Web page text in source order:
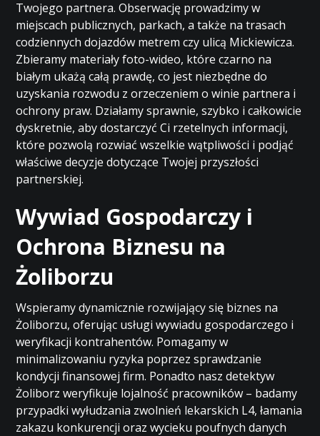
Twojego partnera. Obserwację prowadzimy w
miejscach publicznych, parkach, a także na trasach
codziennych dojazdów metrem czy ulicą Mickiewicza.
Zbieramy materiały foto-wideo, które czarno na
białym ukażą całą prawdę, co jest niezbędne do
uzyskania rozwodu z orzeczeniem o winie partnera i
ochrony praw. Działamy sprawnie, szybko i całkowicie
dyskretnie, aby dostarczyć Ci rzetelnych informacji,
które pozwolą rozwiać wszelkie wątpliwości i podjąć
właściwe decyzje dotyczące Twojej przyszłości
partnerskiej.
Wywiad Gospodarczy i
Ochrona Biznesu na
Żoliborzu
Wspieramy dynamicznie rozwijający się biznes na
Żoliborzu, oferując usługi wywiadu gospodarczego i
weryfikacji kontrahentów. Pomagamy w
minimalizowaniu ryzyka poprzez sprawdzanie
kondycji finansowej firm. Ponadto nasz detektyw
Żoliborz weryfikuje lojalność pracowników – badamy
przypadki wyłudzania zwolnień lekarskich L4, łamania
zakazu konkurencji oraz wycieku poufnych danych